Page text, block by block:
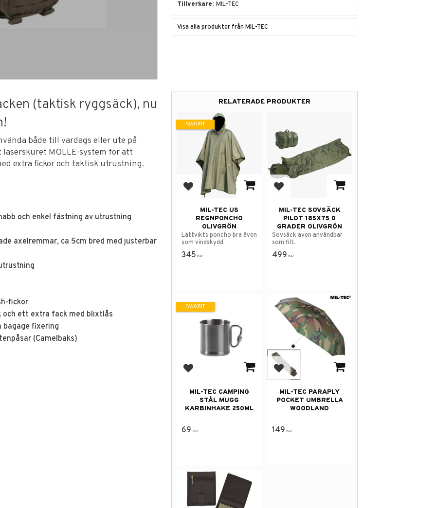
Tillverkare MIL-TEC
Visa alla produkter från MIL-TEC
(taktisk ryggsäck), nu
både till vardags eller ute på
MOLLE-system för att
extra fickor och taktisk utrustning.
och enkel fästning av utrustning
axelremmar, ca 5cm bred med justerbar
fickor
ett extra fack med blixtlås
bagage fixering
(Camelbaks)
RELATERADE PRODUKTER
Lägg till i favoriter
MIL-TEC US
REGNPONCHO
OLIVGRÖN
Lättvikts poncho bra även
som vindskydd.
345 KR
FAVORIT
Lägg till i favoriter
MIL-TEC SOVSÄCK
PILOT 185X75 0
GRADER OLIVGRÖN
Sovsäck även användbar
som filt.
499 KR
Lägg till i favoriter
MIL-TEC CAMPING
STÅL MUGG
KARBINHAKE 250ML
69 KR
FAVORIT
Lägg till i favoriter
MIL-TEC PARAPLY
POCKET UMBRELLA
WOODLAND
149 KR